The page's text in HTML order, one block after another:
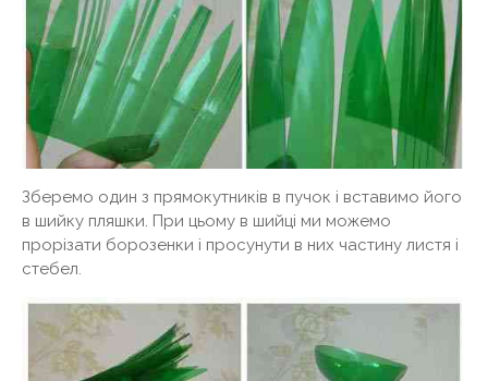
Зберемо один з прямокутників в пучок і вставимо його
в шийку пляшки. При цьому в шийці ми можемо
прорізати борозенки і просунути в них частину листя і
стебел.